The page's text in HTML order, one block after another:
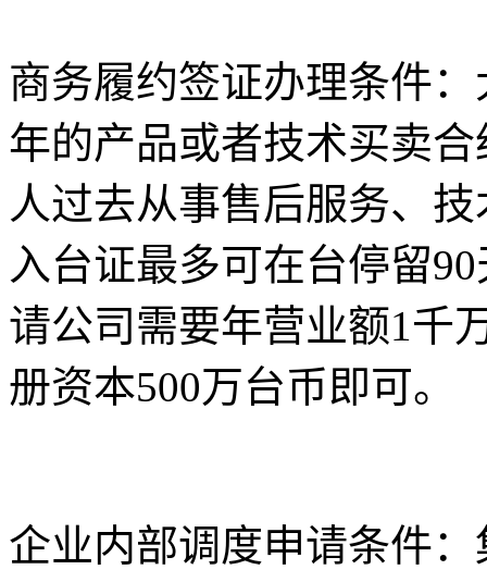
商务履约签证办理条件
年的产品或者技术买卖
人过去从事售后服务、
入台证最多可在台停留
请公司需要年营业额1千
册资本500万台币即可。
企业内部调度申请条件